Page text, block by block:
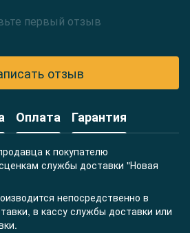
первый отзыв
отзыв
Оплата Гарантия
к покупателю
службы доставки "Новая
непосредственно в
в кассу службы доставки или